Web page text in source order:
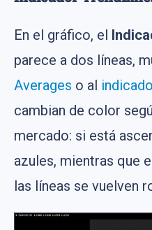
En el gráfico, el
parece a dos líneas,
Averages o al
cambian de color
mercado: si está
azules, mientras que
las líneas se vuelven